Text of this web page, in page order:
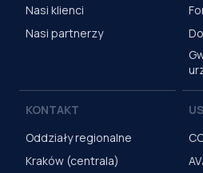
Nasi klienci
Nasi partnerzy
KONTAKT
Oddziały regionalne
Kraków (centrala)